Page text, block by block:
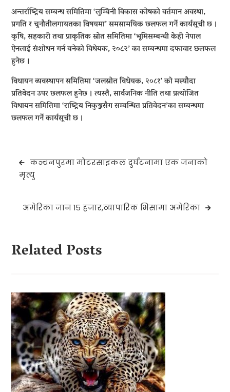
अन्तर्राष्ट्रिय सम्बन्ध समितिमा ‘लुम्बिनी विकास कोषको वर्तमान अवस्था,
प्रगति र चुनौतीलगायतका विषयमा’ समसामयिक छलफल गर्ने कार्यसूची छ ।
कृषि, सहकारी तथा प्राकृतिक स्रोत समितिमा ‘भूमिसम्बन्धी केही नेपाल
ऐनलाई संशोधन गर्न बनेको विधेयक, २०८२’ का सम्बन्धमा दफावार छलफल
हुनेछ ।
विधायन व्यवस्थापन समितिमा ‘जलस्रोत विधेयक, २०८१’ को मस्यौदा
प्रतिवेदन उपर छलफल हुनेछ । त्यस्तै, सार्वजनिक नीति तथा प्रत्योजित
विधायन समितिमा ‘राष्ट्रिय निकुञ्जसँग सम्बन्धित प्रतिवेदन’का सम्बन्धमा
छलफल गर्ने कार्यसूची छ ।
Post
navigation
कञ्चनपुरमा मोटरसाइकल दुर्घटनामा एक जनाको
मृत्यु
अमेरिका जान १५ हजार,व्यापारिक भिसामा अमेरिका
Related Posts